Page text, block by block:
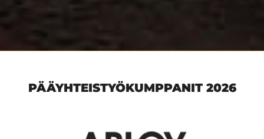
PÄÄYHTEISTYÖKUMPPANIT 2026